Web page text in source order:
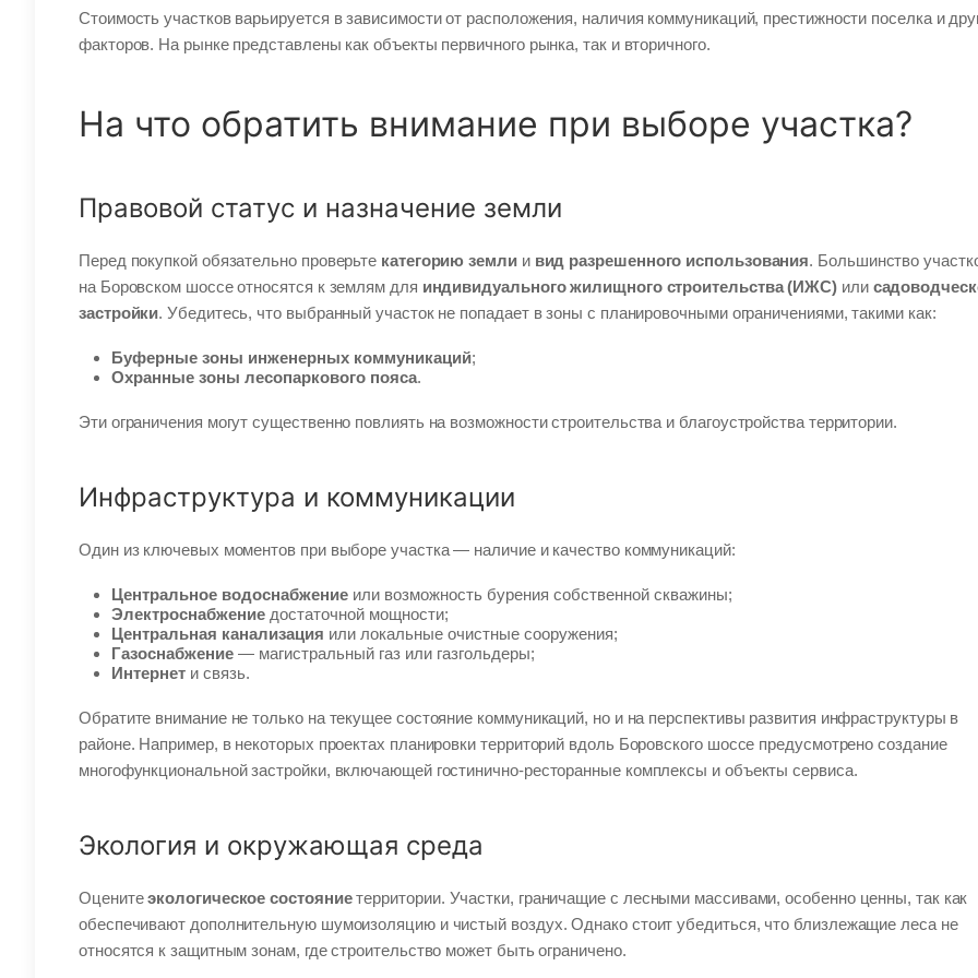
Стоимость участков варьируется в зависимости от расположения, наличия коммуникаций, престижности поселка и
факторов. На рынке представлены как объекты первичного рынка, так и вторичного.
На что обратить внимание при выборе участка?
Правовой статус и назначение земли
Перед покупкой обязательно проверьте категорию землии вид разрешенного использования. Большинство
на Боровском шоссе относятся к землям для индивидуального жилищного строительства (ИЖС) или
застройки. Убедитесь, что выбранный участок не попадает в зоны с планировочными ограничениями, такими как:
Буферные зоны инженерных коммуникаций;
Охранные зоны лесопаркового пояса.
Эти ограничения могут существенно повлиять на возможности строительства и благоустройства территории.
Инфраструктура и коммуникации
Один из ключевых моментов при выборе участка — наличие и качество коммуникаций:
Центральное водоснабжение или возможность бурения собственной скважины;
Электроснабжение достаточной мощности;
Центральная канализация или локальные очистные сооружения;
Газоснабжение — магистральный газ или газгольдеры;
Интернет и связь.
Обратите внимание не только на текущее состояние коммуникаций, но и на перспективы развития инфраструктуры в
районе. Например, в некоторых проектах планировки территорий вдоль Боровского шоссе предусмотрено создание
многофункциональной застройки, включающей гостинично-ресторанные комплексы и объекты сервиса.
Экология и окружающая среда
Оценитеэкологическое состояниетерритории. Участки, граничащие с лесными массивами, особенно ценны, так как
обеспечивают дополнительную шумоизоляцию и чистый воздух. Однако стоит убедиться, что близлежащие леса не
относятся к защитным зонам, где строительство может быть ограничено.